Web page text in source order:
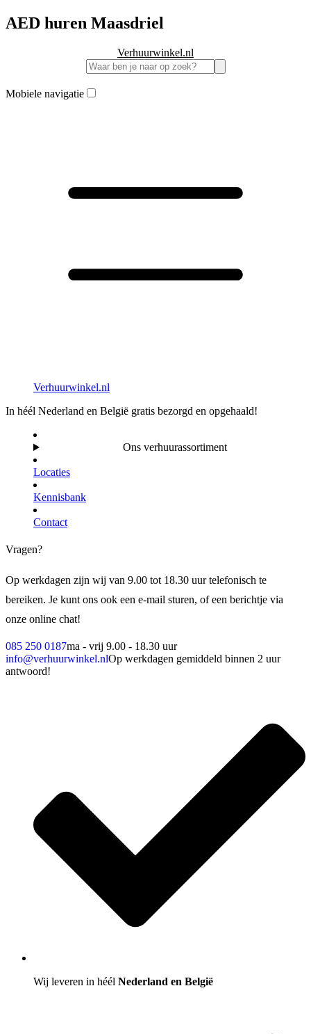
AED huren Maasdriel
Verhuurwinkel.nl
Mobiele navigatie
Verhuurwinkel.nl
In héél Nederland en België gratis bezorgd en opgehaald!
Ons verhuurassortiment
Locaties
Kennisbank
Contact
Vragen?
Op werkdagen zijn wij van 9.00 tot 18.30 uur telefonisch te
bereiken. Je kunt ons ook een e-mail sturen, of een berichtje via
onze online chat!
085 250 0187ma - vrij 9.00 - 18.30 uur
info@verhuurwinkel.nlOp werkdagen gemiddeld binnen 2 uur
antwoord!
Wij leveren in héél Nederland en België